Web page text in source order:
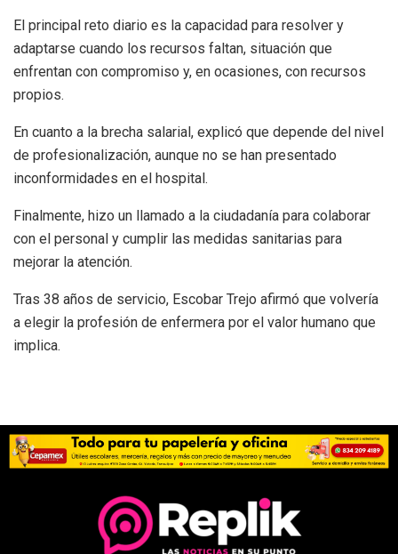
El principal reto diario es la capacidad para resolver y
adaptarse cuando los recursos faltan, situación que
enfrentan con compromiso y, en ocasiones, con recursos
propios.
En cuanto a la brecha salarial, explicó que depende del nivel
de profesionalización, aunque no se han presentado
inconformidades en el hospital.
Finalmente, hizo un llamado a la ciudadanía para colaborar
con el personal y cumplir las medidas sanitarias para
mejorar la atención.
Tras 38 años de servicio, Escobar Trejo afirmó que volvería
a elegir la profesión de enfermera por el valor humano que
implica.